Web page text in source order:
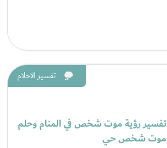
تفسير الاحلام
تفسير رؤية موت شخص في المنام وحلم
موت شخص حي